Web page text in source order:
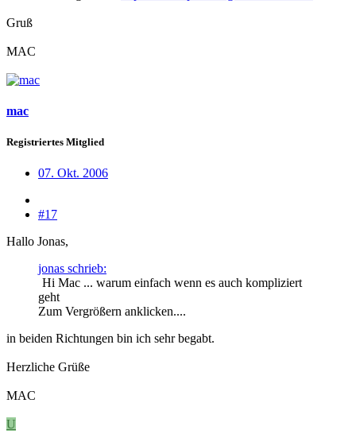
Gruß
MAC
mac
Registriertes Mitglied
07. Okt. 2006
#17
Hallo Jonas,
jonas schrieb:
Hi Mac ... warum einfach wenn es auch kompliziert
geht
Zum Vergrößern anklicken....
in beiden Richtungen bin ich sehr begabt.
Herzliche Grüße
MAC
U